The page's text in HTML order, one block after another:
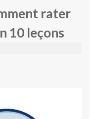
rater
10 leçons